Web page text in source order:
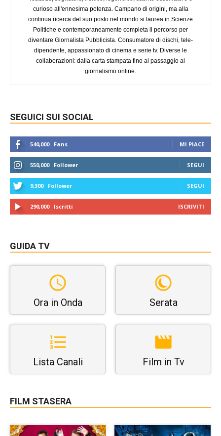
curioso all'ennesima potenza. Campano di origini, ma alla
continua ricerca del suo posto nel mondo si laurea in Scienze
Politiche e contemporaneamente completa il percorso per
diventare Giornalista Pubblicista. Consumatore di dischi, tele-
dipendente, appassionato di cinema e serie tv. Diverse le
collaborazioni: dalla carta stampata fino al passaggio al
giornalismo online.
SEGUICI SUI SOCIAL
540,000 Fans MI PIACE
550,000 Follower SEGUI
9,300 Follower SEGUI
290,000 Iscritti ISCRIVITI
GUIDA TV
Ora in Onda Serata
Lista Canali Film in Tv
FILM STASERA